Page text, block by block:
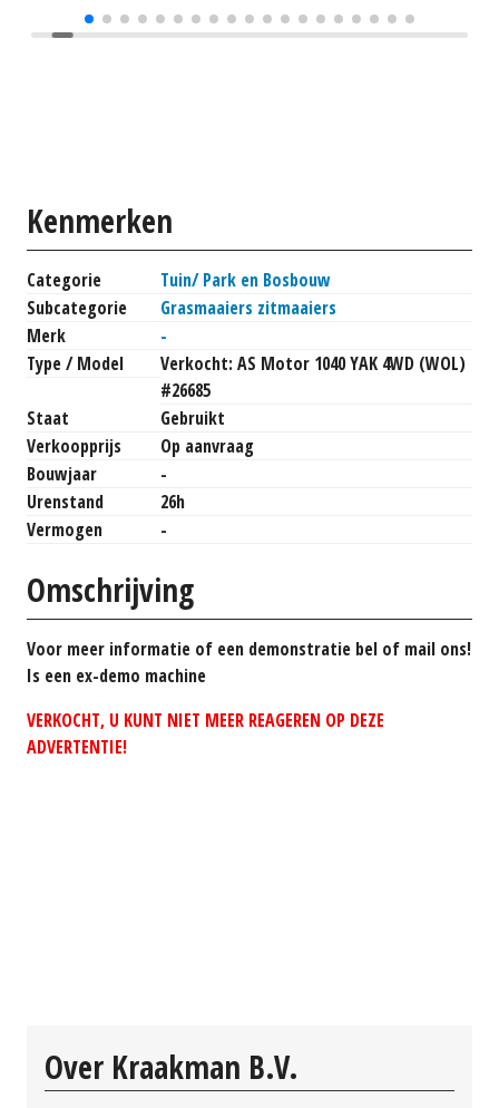
Kenmerken
Categorie
Tuin/ Park en Bosbouw
Subcategorie
Grasmaaiers zitmaaiers
Merk
-
Type / Model
Verkocht: AS Motor 1040 YAK 4WD (WOL)
#26685
Staat
Gebruikt
Verkoopprijs
Op aanvraag
Bouwjaar
-
Urenstand
26h
Vermogen
-
Omschrijving
Voor meer informatie of een demonstratie bel of mail ons!
Is een ex-demo machine
VERKOCHT, U KUNT NIET MEER REAGEREN OP DEZE
ADVERTENTIE!
Over Kraakman B.V.